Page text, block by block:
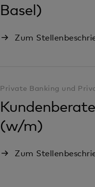
Basel)
Zum
Private Banking und
(w/m)
Zum